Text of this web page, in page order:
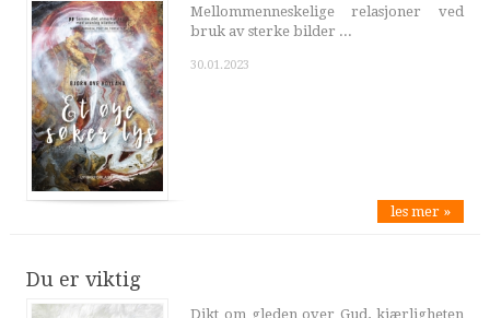
Mellommenneskelige relasjoner ved
bruk av sterke bilder ...
30.01.2023
les mer »
Du er viktig
Dikt om gleden over Gud, kjærligheten